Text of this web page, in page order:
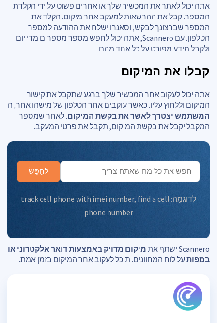
אתה יכול לאתר את המכשיר שלך או אחרים פשוט על ידי הקלדת
המספר. קבל את ההרשאות למעקב אחר מיקום. הקלד את
המספר שברצונך לבקש, וסאנרו ישלח את ההודעה למספר
הטלפון. עם Scannero, אתה יכול לחפש מספר מספרים מדי יום
ולקבל מידע מפורט על כל אחד מהם.
קבלו את המיקום
אתה יכול לעקוב אחר המכשיר שלך ברגע שתקבל את קישור
המיקום וללחוץ עליו. כאשר עוקבים אחר הטלפון של מישהו אחר, ה
המשתמש יצטרך לאשר את בקשת המיקום. לאחר שמספר
המקבל יקבל את בקשת המיקום, תקבל את פרטי המעקב.
לְחַפֵּשׂ
לְדוּגמָה: track cell phone with imei number, find a cell
phone number
Scannero ישתף את
מיקום מדויק באמצעות דואר אלקטרוני או
במפותעל לוח המחוונים. תוכל לעקוב אחר המיקום בזמן אמת.